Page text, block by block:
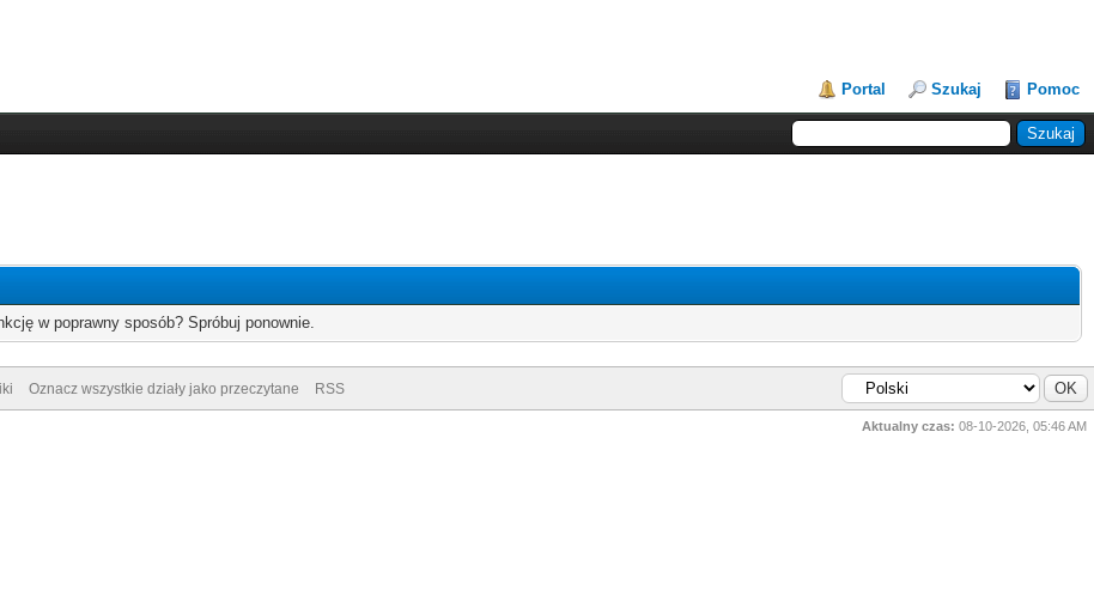
Portal Szukaj Pomoc
w poprawny sposób? Spróbuj ponownie.
Oznacz wszystkie działy jako przeczytane RSS
Aktualny czas: 08-10-2026, 05:46 AM